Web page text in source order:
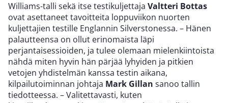
Williams-talli sekä itse testikuljettaja Valtteri Bottas
ovat asettaneet tavoitteita loppuviikon nuorten
kuljettajien testille Englannin Silverstonessa. – Hänen
palautteensa on ollut erinomaista läpi
perjantaisessioiden, ja tulee olemaan mielenkiintoista
nähdä miten hyvin hän pärjää lyhyiden ja pitkien
vetojen yhdistelmän kanssa testin aikana,
kilpailutoiminnan johtaja Mark Gillan sanoo tallin
tiedotteessa. – Valitettavasti, kuten